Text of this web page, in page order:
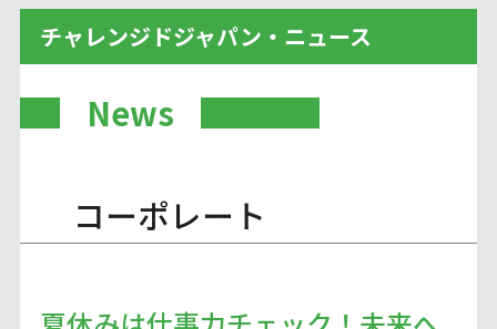
チャレンジドジャパン・ニュース
News
コーポレート